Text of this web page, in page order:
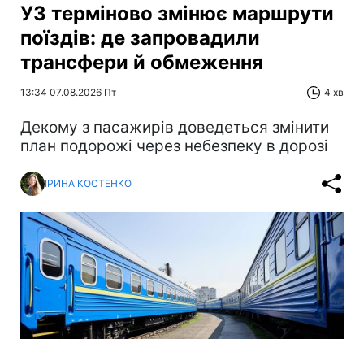
УЗ терміново змінює маршрути
поїздів: де запровадили
трансфери й обмеження
13:34 07.08.2026 Пт 4 хв
Декому з пасажирів доведеться змінити
план подорожі через небезпеку в дорозі
ІРИНА КОСТЕНКО